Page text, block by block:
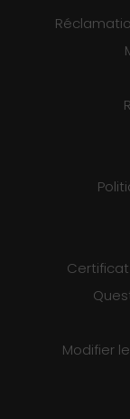
Modifier